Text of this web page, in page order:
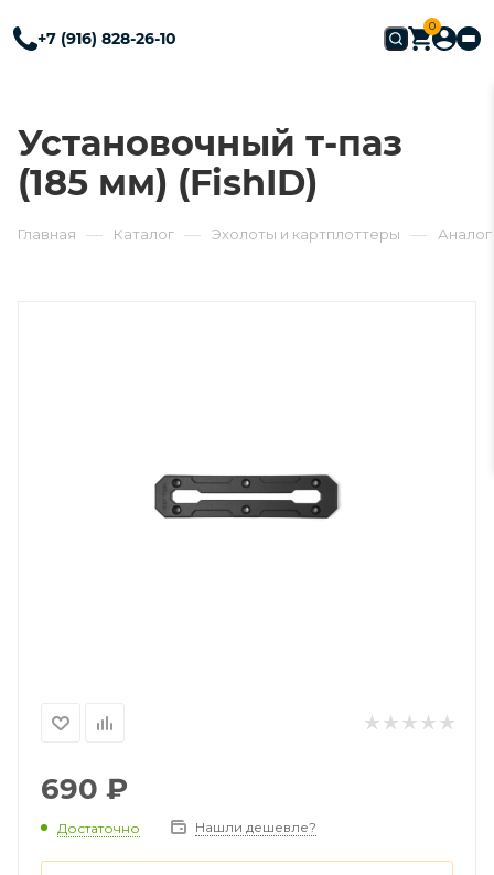
+7 (916) 828-26-10
0
Установочный т-паз
(185 мм) (FishID)
Главная — Каталог — Эхолоты и картплоттеры —
690 ₽
Достаточно Нашли дешевле?